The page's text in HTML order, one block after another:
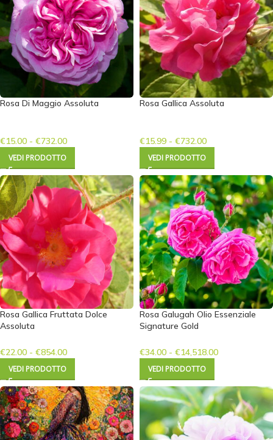
Rosa Di Maggio Assoluta
€15.00 - €732.00
VEDI PRODOTTO
Rosa Gallica Assoluta
€15.99 - €732.00
VEDI PRODOTTO
Rosa Gallica Fruttata Dolce
Assoluta
€22.00 - €854.00
VEDI PRODOTTO
Rosa Galugah Olio Essenziale
Signature Gold
€34.00 - €14,518.00
VEDI PRODOTTO